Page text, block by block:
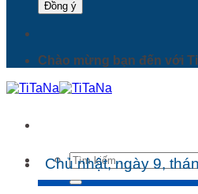
Chào mừng bạn đến với
Tìm
kiếm:
Chủ nhật, ngày 9,